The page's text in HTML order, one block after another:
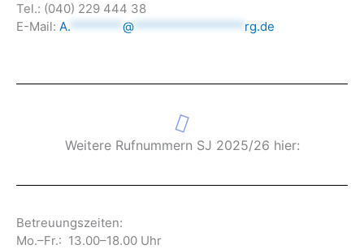
Tel.: (040) 229 444 38
E-Mail: A. ******** @ ***************** rg.de
Weitere Rufnummern SJ 2025/26 hier:
Betreuungszeiten:
Mo.–Fr.: 13.00–18.00 Uhr